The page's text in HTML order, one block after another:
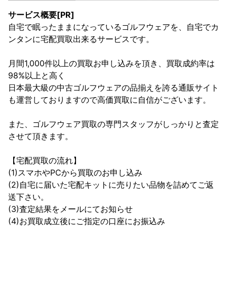
サービス概要[PR]
自宅で眠ったままになっているゴルフウェアを、自宅でカ
ンタンに宅配買取出来るサービスです。
月間1,000件以上の買取お申し込みを頂き、買取成約率は
98%以上と高く
日本最大級の中古ゴルフウェアの品揃えを誇る通販サイト
も運営しておりますので高価買取に自信がございます。
また、ゴルフウェア買取の専門スタッフがしっかりと査定
させて頂きます。
【宅配買取の流れ】
(1)スマホやPCから買取のお申し込み
(2)自宅に届いた宅配キットに売りたい品物を詰めてご返
送下さい。
(3)査定結果をメールにてお知らせ
(4)お買取成立後にご指定の口座にお振込み